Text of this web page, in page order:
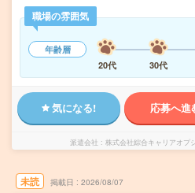
職場の雰囲気
年齢層
20代
30代
気になる! 応募へ進
派遣会社 株式会社綜合キャリアオプ
未読 掲載日 2026/08/07